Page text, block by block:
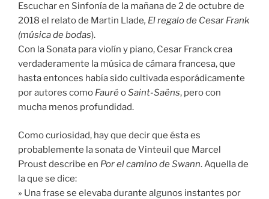
Escuchar en Sinfonía de la mañana de 2 de octubre de
2018 el relato de Martin Llade, El regalo de Cesar Frank
(música de bodas).
Con la Sonata para violín y piano, Cesar Franck crea
verdaderamente la música de cámara francesa, que
hasta entonces había sido cultivada esporádicamente
por autores como FauréoSaint-Saëns, pero con
mucha menos profundidad.
Como curiosidad, hay que decir que ésta es
probablemente la sonata de Vinteuil que Marcel
Proust describe en Por el camino de Swann. Aquella de
la que se dice:
» Una frase se elevaba durante algunos instantes por